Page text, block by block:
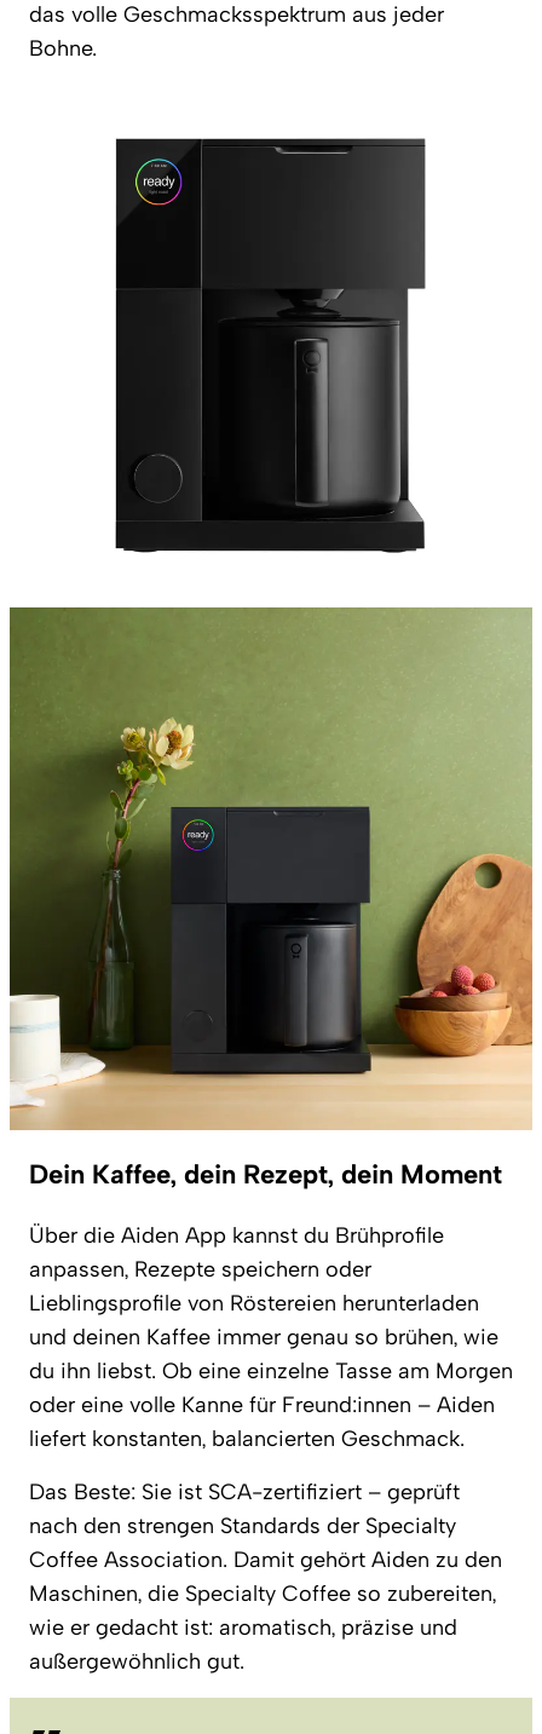
das volle Geschmacksspektrum aus jeder
Bohne.
Dein Kaffee, dein Rezept, dein Moment
Über die Aiden App kannst du Brühprofile
anpassen, Rezepte speichern oder
Lieblingsprofile von Röstereien herunterladen
und deinen Kaffee immer genau so brühen, wie
du ihn liebst. Ob eine einzelne Tasse am Morgen
oder eine volle Kanne für Freund:innen – Aiden
liefert konstanten, balancierten Geschmack.
Das Beste: Sie ist SCA-zertifiziert – geprüft
nach den strengen Standards der Specialty
Coffee Association. Damit gehört Aiden zu den
Maschinen, die Specialty Coffee so zubereiten,
wie er gedacht ist: aromatisch, präzise und
außergewöhnlich gut.